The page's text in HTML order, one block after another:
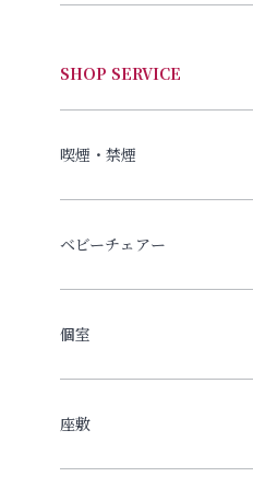
SHOP SERVICE
喫煙・禁煙
ベビーチェアー
個室
座敷